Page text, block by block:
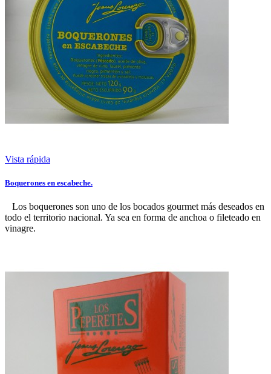
Vista rápida
Boquerones en escabeche.
Los boquerones son uno de los bocados gourmet más deseados en
todo el territorio nacional. Ya sea en forma de anchoa o fileteado en
vinagre.